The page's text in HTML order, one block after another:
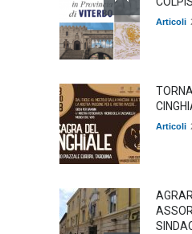
Articoli
Articoli